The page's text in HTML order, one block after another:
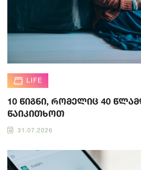
LIFE
10 წიგნი, რომელიც 40
წაიკითხოთ
31.07.2026